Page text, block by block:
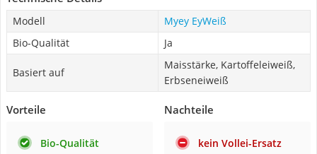
Modell
Myey EyWeiß
Bio-Qualität
Ja
Basiert auf
Maisstärke, Kartoffeleiweiß,
Erbseneiweiß
Vorteile
Bio-Qualität
Nachteile
kein Vollei-Ersatz